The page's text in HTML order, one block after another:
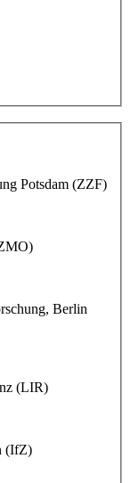
Potsdam (ZZF)
Berlin
(LIR)
(IfZ)